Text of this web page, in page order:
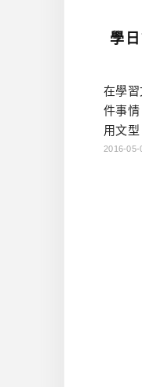
學
在學
件事
用文
都確實
2016-05-